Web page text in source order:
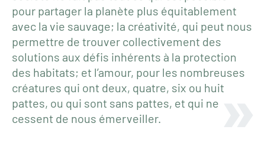
pour partager la planète plus équitablement
avec la vie sauvage; la créativité, qui peut nous
permettre de trouver collectivement des
solutions aux défis inhérents à la protection
des habitats; et l’amour, pour les nombreuses
créatures qui ont deux, quatre, six ou huit
pattes, ou qui sont sans pattes, et qui ne
cessent de nous émerveiller.